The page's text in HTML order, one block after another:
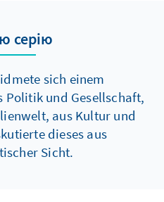
серію
sich einem
Politik und Gesellschaft,
aus Kultur und
dieses aus
Sicht.